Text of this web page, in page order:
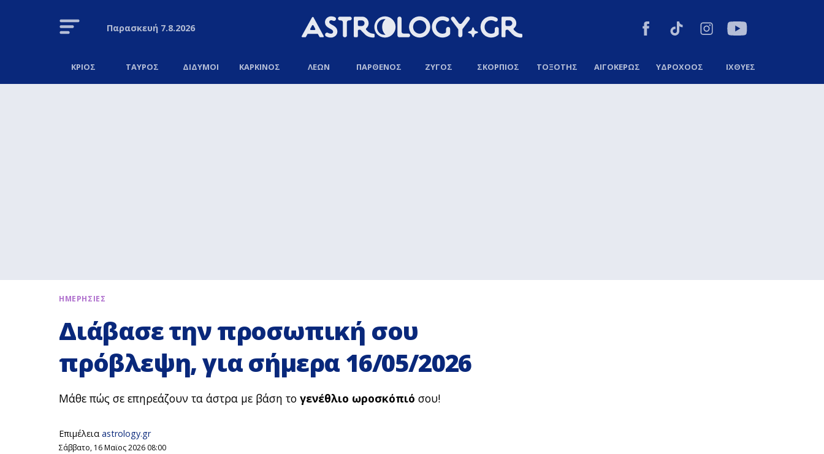
Παρασκευή7.8.2026
ΚΡΙΟΣ ΤΑΥΡΟΣ ΔΙΔΥΜΟΙ ΚΑΡΚΙΝΟΣ ΛΕΩΝ ΠΑΡΘΕΝΟΣ ΖΥΓΟΣ ΣΚΟΡΠΙΟΣ ΤΟΞΟΤΗΣ ΑΙΓΟΚΕΡΩΣ ΥΔΡΟΧΟΟΣ ΙΧΘΥΕΣ
ΗΜΕΡΗΣΙΕΣ
Διάβασε την προσωπική σου
πρόβλεψη, για σήμερα 16/05/2026
Μάθε πώς σε επηρεάζουν τα άστρα με βάση το γενέθλιο ωροσκόπιό σου!
Επιμέλεια astrology.gr
Σάββατο, 16 Μαϊος 2026 08:00